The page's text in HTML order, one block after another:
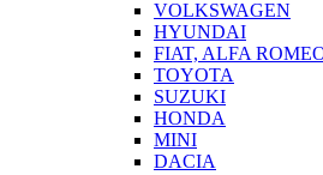
VOLKSWAGEN
HYUNDAI
FIAT, ALFA
TOYOTA
SUZUKI
HONDA
MINI
DACIA